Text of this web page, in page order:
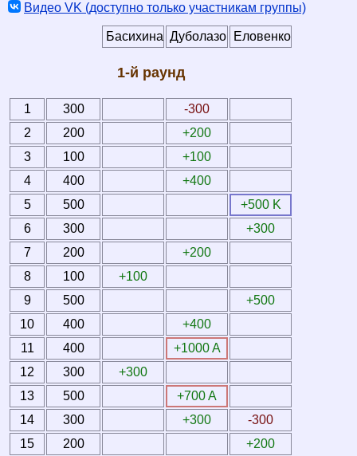
Видео VK (доступно только участникам группы)
Басихина Дуболазов Еловенко
1-й раунд
1 300
-300
2
200
+200
3
100
+100
4
400
+400
5
500
+500 K
6
300
+300
7
200
+200
8
100
+100
9
500
+500
10
400
+400
11
400
+1000 A
12
300
+300
13
500
+700 A
14
300 +300
-300
15
200
+200